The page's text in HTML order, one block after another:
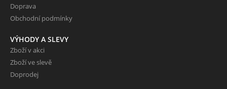
Doprava
Obchodní podmínky
VÝHODY A SLEVY
Zboží v akci
Zboží ve slevě
Doprodej